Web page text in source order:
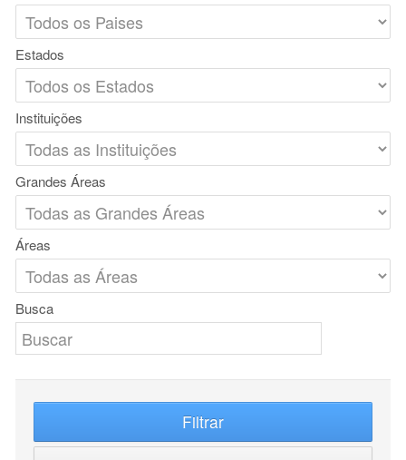
Estados
Instituições
Grandes Áreas
Áreas
Busca
Filtrar